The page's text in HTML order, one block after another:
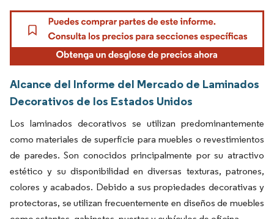
Alcance del Informe del Mercado de Laminados
Decorativos de los Estados Unidos
Los laminados decorativos se utilizan predominantemente
como materiales de superficie para muebles o revestimientos
de paredes. Son conocidos principalmente por su atractivo
estético y su disponibilidad en diversas texturas, patrones,
colores y acabados. Debido a sus propiedades decorativas y
protectoras, se utilizan frecuentemente en diseños de muebles